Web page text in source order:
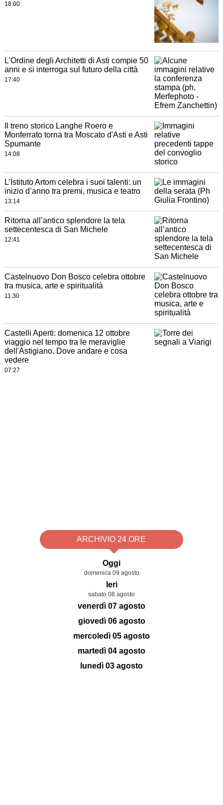
18:00
L'Ordine degli Architetti di Asti compie 50
anni e si interroga sul futuro della città
17:40
Il treno storico Langhe Roero e
Monferrato torna tra Moscato d'Asti e Asti
Spumante
14:08
L’Istituto Artom celebra i suoi talenti: un
inizio d’anno tra premi, musica e teatro
13:14
Ritorna all’antico splendore la tela
settecentesca di San Michele
12:41
Castelnuovo Don Bosco celebra ottobre
tra musica, arte e spiritualità
11:30
Castelli Aperti: domenica 12 ottobre
viaggio nel tempo tra le meraviglie
dell'Astigiano. Dove andare e cosa
vedere
07:27
ARCHIVIO 24 ORE
Oggi
domenica 09 agosto
Ieri
sabato 08 agosto
venerdì 07 agosto
giovedì 06 agosto
mercoledì 05 agosto
martedì 04 agosto
lunedì 03 agosto